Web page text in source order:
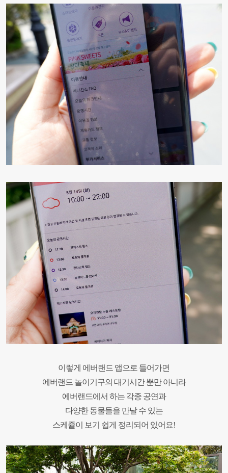
이렇게 에버랜드 앱으로 들어가면
에버랜드 놀이기구의 대기시간 뿐만 아니라
에버랜드에서 하는 각종 공연과
다양한 동물들을 만날 수 있는
스케쥴이 보기 쉽게 정리되어 있어요!